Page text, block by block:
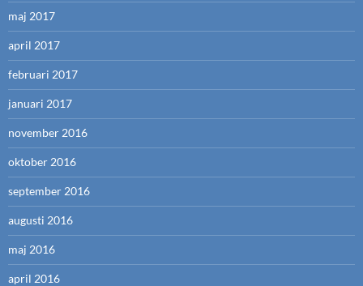
maj 2017
april 2017
februari 2017
januari 2017
november 2016
oktober 2016
september 2016
augusti 2016
maj 2016
april 2016